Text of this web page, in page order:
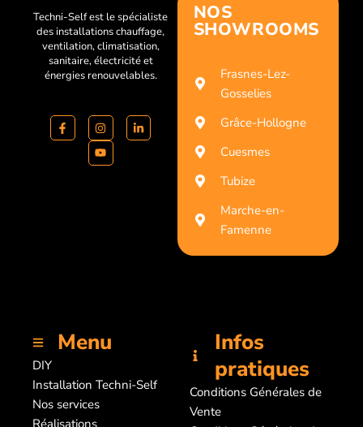
Techni-Self est le spécialiste
des installations chauffage,
ventilation, climatisation,
sanitaire, électricité et
énergies renouvelables.
NOS
SHOWROOMS
Frasnes-Lez-
Gosselies
Grâce-Hollogne
Cuesmes
Tubize
Marche-en-
Famenne
Menu
DIY
Installation Techni-Self
Nos services
Infos
pratiques
Conditions Générales de
Vente